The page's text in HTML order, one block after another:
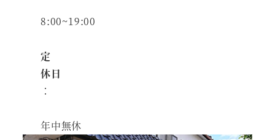
8:00~19:00
定
休日
：
年中無休